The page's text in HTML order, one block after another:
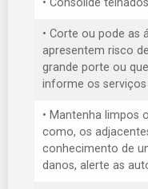
• Consolide
• Corte ou pode as
apresentem risco
grande porte ou
informe os serviços
• Mantenha limpos
como, os
conhecimento de
danos, alerte as